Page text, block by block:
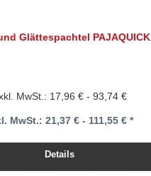
Glättespachtel PAJAQUICK
MwSt.: 17,96 € - 93,74 €
MwSt.: 21,37 € - 111,55 € *
Details